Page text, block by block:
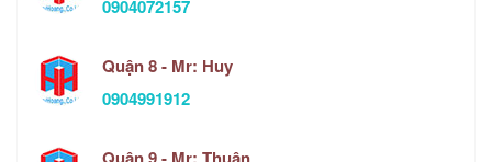
0904072157
Quận 8 - Mr: Huy
0904991912